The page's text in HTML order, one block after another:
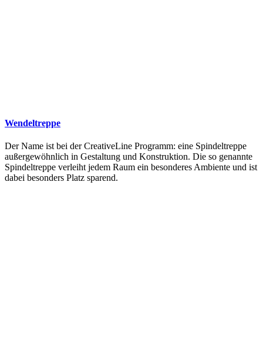
Wendeltreppe
Der Name ist bei der CreativeLine Programm: eine Spindeltreppe
außergewöhnlich in Gestaltung und Konstruktion. Die so genannte
Spindeltreppe verleiht jedem Raum ein besonderes Ambiente und ist
dabei besonders Platz sparend.